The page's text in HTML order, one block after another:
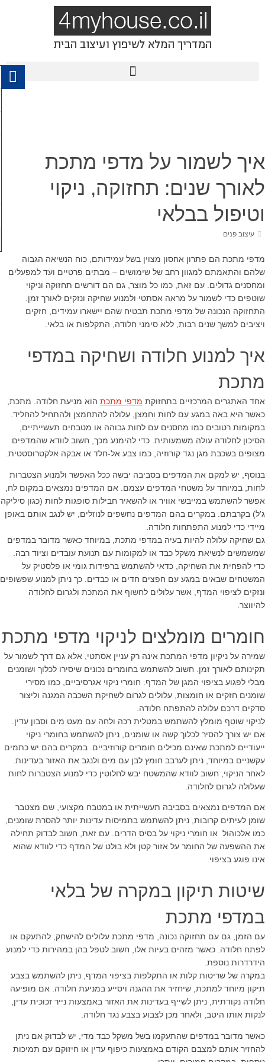
איך לשמור על מדפי מתכת
לאורך שנים: תחזוקה, ניקוי
וטיפול בבלאי
עיצוב פנים
מדפי מתכת הם פתרון אחסון מצוין בשל עמידותם, כוח הנשיאה הגבוה
שלהם והתאמתם למגוון רחב של שימושים – מבתים פרטיים ועד למפעלים
ומחסנים גדולים. עם זאת, כמו כל מוצר, גם הם דורשים תחזוקה וניקוי
שוטפים כדי לשמור על מראה אסתטי ולמנוע שחיקה ונזקים לאורך זמן.
התחזוקה הנכונה של מדפי מתכת תבטיח שהם יישארו עמידים, חזקים
ויציבים למשך שנים רבות, ללא סימני חלודה, התקלפות או בלאי.
איך למנוע חלודה ושחיקה במדפי
מתכת
אחד האתגרים המרכזיים בתחזוקת מדפי מתכת הוא מניעת חלודה. מתכת,
כאשר היא באה במגע עם לחות וחמצן, עלולה להתחמצן ולהתחיל להחליד.
במקומות רטובים כמו מחסנים עם לחות גבוהה או מטבחים תעשייתיים,
הסיכון לחלודה עולה משמעותית. כדי להימנע מכך, חשוב לוודא שהמדפים
מצופים בשכבת מגן נגד קורוזיה, כמו צבע אל-חלד או אבקה אלקטרוסטטית.
בנוסף, יש למקם את המדפים בסביבה יבשה ככל האפשר ולמנוע הצטברות
לחות, במיוחד על משטחי המדפים עצמם. אם המדפים נמצאים במקום לח,
אפשר להשתמש במייבשי אוויר או להשאיר חבילות סופגות לחות (כגון סיליקה
ג'ל) בקרבתם. במקרים בהם המדפים נחשפים לנוזלים, יש לנגב אותם באופן
מיידי כדי למנוע התפתחות חלודה.
גם שחיקה עלולה להיות בעיה במדפי מתכת, במיוחד כאשר מדובר במדפים
שמשמשים לנשיאת משקל כבד או למקומות עם תנועת עובדים וציוד רבה.
כדי להפחית את השחיקה, כדאי להשתמש ברפידות גומי או פלסטיק על
המשטחים שבאים במגע עם חפצים חדים או כבדים. כך ניתן למנוע שפשופים
ונזקים לציפוי המדף, אשר עלולים לחשוף את המתכת ולגרום לחלודה
להיווצר.
חומרים מומלצים לניקוי מדפי מתכת
שמירה על ניקיון מדפי המתכת אינה רק עניין אסתטי, אלא גם דרך לשמור על
תקינותם לאורך זמן. חשוב להשתמש בחומרים נכונים שיסירו לכלוך ושומנים
מבלי לפגוע בציפוי המגן של המדף. חומרי ניקוי אגרסיביים, כמו מסירי
שומנים חזקים או חומצות, עלולים לגרום לשחיקת השכבה המגנה וליצור
סדקים דרכם עלולה להתפתח חלודה.
לניקוי שוטף מומלץ להשתמש במטלית רכה ולחה עם מעט מים וסבון עדין.
אם יש צורך להסיר לכלוך קשה או שומנים, ניתן להשתמש בחומרי ניקוי
ייעודיים למתכת שאינם מכילים חומרים קורוזיביים. במקרים בהם יש כתמים
עקשניים במיוחד, ניתן לערבב חומץ לבן עם מים ולנגב את האזור בעדינות.
לאחר הניקוי, חשוב לוודא שהמשטח יבש לחלוטין כדי למנוע הצטברות לחות
שעלולה לגרום לחלודה.
אם המדפים נמצאים בסביבה תעשייתית או במטבח מקצועי, שם מצטבר
שומן לעיתים קרובות, ניתן להשתמש בתמיסות עדינות יותר להסרת שומנים,
כמו אלכוהול או חומרי ניקוי על בסיס הדרים. עם זאת, חשוב לבדוק תחילה
את ההשפעה של החומר על אזור קטן ולא בולט של המדף כדי לוודא שהוא
אינו פוגע בציפוי.
שיטות תיקון במקרה של בלאי
במדפי מתכת
עם הזמן, גם עם תחזוקה נכונה, מדפי מתכת עלולים להישחק, להתעקם או
לפתח חלודה. כאשר מזהים בעיות אלו, חשוב לטפל בהן במהירות כדי למנוע
הידרדרות נוספת.
במקרה של שריטות קלות או התקלפות בציפוי המדף, ניתן להשתמש בצבע
תיקון מיוחד למתכת, שיחזיר את ההגנה ויסייע במניעת חלודה. אם מופיעה
חלודה נקודתית, ניתן לשייף בעדינות את האזור באמצעות נייר זכוכית עדין,
לנקות אותו היטב, ולאחר מכן לצבוע בצבע נגד חלודה.
כאשר מדובר במדפים שהתעקמו בשל משקל כבד מדי, יש לבדוק אם ניתן
להחזיר אותם למצבם הקודם באמצעות כיפוף עדין או חיזוקם עם תמיכות